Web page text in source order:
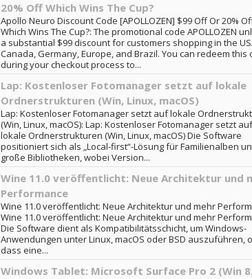
20% Off Which Wins The Cup?
Apollo Neuro Discount Code [APOLLOZEN] $99 Off Or 20%
Which Wins The Cup?: The promotional code APOLLOZEN
a substantial $99 discount for customers shopping in the
Canada, Germany, Europe, and Brazil. You can redeem this
during your checkout process to...
Lap: Kostenloser Fotomanager setzt auf lokale
Ordnerstrukturen (Win, Linux, macOS)
Lap: Kostenloser Fotomanager setzt auf lokale
(Win, Linux, macOS): Lap: Kostenloser Fotomanager setzt auf
lokale Ordnerstrukturen (Win, Linux, macOS) Die Software
positioniert sich als „Local-first“-Lösung für Familienalben
große Bibliotheken, wobei Version...
Wine 11.0 veröffentlicht: Neue Architektur und
Performance
Wine 11.0 veröffentlicht: Neue Architektur und mehr
Wine 11.0 veröffentlicht: Neue Architektur und mehr
Die Software dient als Kompatibilitätsschicht, um Windows-
Anwendungen unter Linux, macOS oder BSD auszuführen,
dass eine...
Windows Tablet: Microsoft Surface Pro 2 (Win